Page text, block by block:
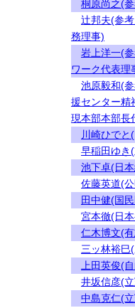
桐原尚之(
辻邦夫(参
務理事)
岩上洋一(
ワーク代表理
池原毅和(
援センター精
現本部本部長
川崎ひでと
早稲田ゆき
池下卓(日
佐藤英道(
田中健(国
宮本徹(日
仁木博文(
三ッ林裕巳
上田英俊(
井坂信彦(
中島克仁(